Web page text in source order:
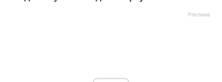
Реклама